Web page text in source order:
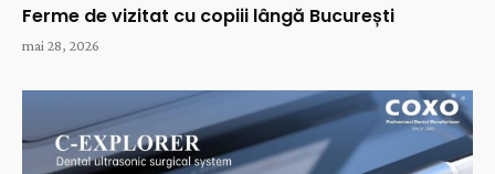
Ferme de vizitat cu copiii lângă București
mai 28, 2026